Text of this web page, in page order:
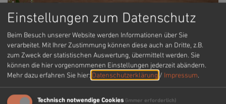
Einstellungen zum Datenschutz
Beim Besuch unserer Website werden Informationen über Sie
verarbeitet. Mit Ihrer Zustimmung können diese auch an Dritte, z.B.
zum Zweck der statistischen Auswertung, übermittelt werden. Sie
können die hier vorgenommenen Einstellungen jederzeit abändern.
Mehr dazu erfahren Sie hier: Datenschutzerklärung / Impressum
Technisch notwendige Cookies (immer erforderlich)